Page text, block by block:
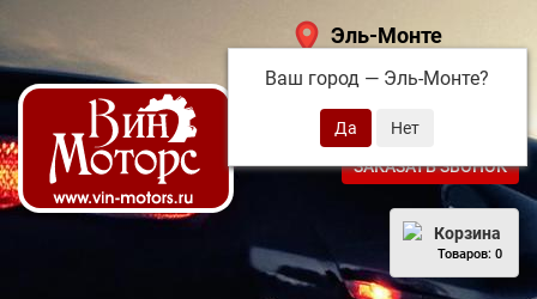
Эль-Монте
Ваш город — Эль-Монте?
+7 (495) 108-68-71
ЗАКАЗАТЬ ЗВОНОК
Корзина
Товаров: 0